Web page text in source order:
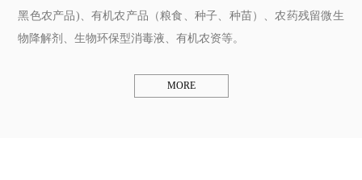
黑色农产品)、有机农产品（粮食、种子、种苗）、农药残留微生
物降解剂、生物环保型消毒液、有机农资等。
MORE